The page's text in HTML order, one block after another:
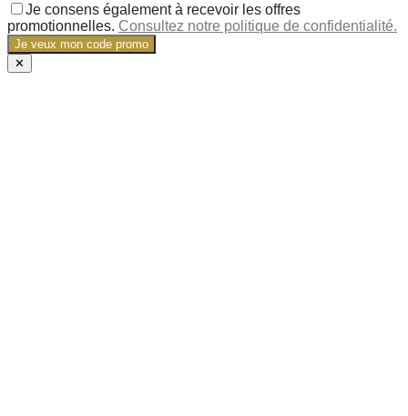
Je consens également à recevoir les offres
promotionnelles. Consultez notre politique de confidentialité.
Je veux mon code promo
✕